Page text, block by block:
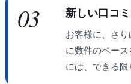
03 新しい口コ
お客様に、さ
に数件のペース
には、できる限